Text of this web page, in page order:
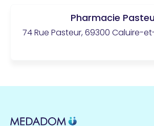
Pharmacie
74 Rue Pasteur, 69300 Caluire-